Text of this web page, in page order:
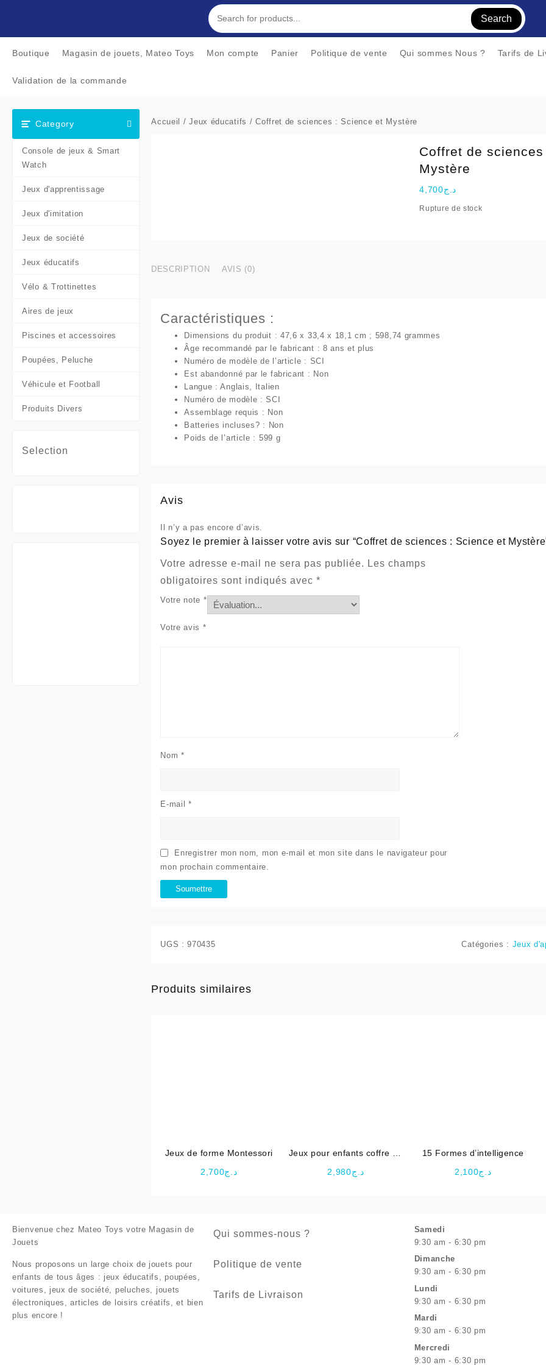
Search
Boutique Magasin de jouets, Mateo Toys Mon compte Panier Politique de vente Qui sommes Nous ? Tarifs de
Validation de la commande
Category
Console de jeux & Smart
Watch
Jeux d'apprentissage
Jeux d'imitation
Jeux de société
Jeux éducatifs
Vélo & Trottinettes
Aires de jeux
Piscines et accessoires
Poupées, Peluche
Véhicule et Football
Produits Divers
Selection
Accueil /Jeux éducatifs / Coffret de sciences : Science et Mystère
Coffret de
Mystère
د.ج4,700
Rupture de stock
DESCRIPTION AVIS (0)
Caractéristiques :
Dimensions du produit : 47,6 x 33,4 x 18,1 cm ; 598,74 grammes
Âge recommandé par le fabricant : 8 ans et plus
Numéro de modèle de l’article ‎: SCI
Est abandonné par le fabricant : Non
Langue : ‎Anglais, Italien
Numéro de modèle : SCI
Assemblage requis : Non
Batteries incluses? : Non
Poids de l’article : 599 g
Avis
Il n’y a pas encore d’avis.
Soyez le premier à laisser votre avis sur “Coffret de sciences : Science et
Votre adresse e-mail ne sera pas publiée. Les champs
obligatoires sont indiqués avec*
Votre note *
Votre avis *
Nom *
E-mail*
Enregistrer mon nom, mon e-mail et mon site dans le navigateur pour
mon prochain commentaire.
UGS :970435 Catégories : Jeux
Produits similaires
Jeux de forme Montessori
د.ج2,700
Jeux pour enfants coffre au
د.ج2,980
15 Formes d’intelligence
د.ج2,100
Bienvenue chez Mateo Toys votre Magasin de
Jouets
Nous proposons un large choix de jouets pour
enfants de tous âges : jeux éducatifs, poupées,
voitures, jeux de société, peluches, jouets
électroniques, articles de loisirs créatifs, et bien
plus encore !
Qui sommes-nous ?
Politique de vente
Tarifs de Livraison
Samedi
9:30 am - 6:30 pm
Dimanche
9:30 am - 6:30 pm
Lundi
9:30 am - 6:30 pm
Mardi
9:30 am - 6:30 pm
Mercredi
9:30 am - 6:30 pm